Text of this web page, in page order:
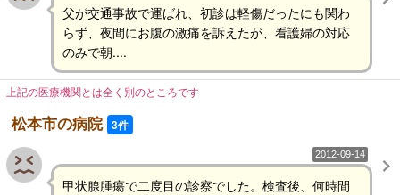
父が交通事故で運ばれ、初診は軽傷だったにも関わ
らず、夜間にお腹の激痛を訴えたが、看護婦の対応
のみで朝....
上記の医療機関とは全く別のところです
松本市の病院 3件
2012-09-14
甲状腺腫瘍で二度目の診察でした。検査後、何時間